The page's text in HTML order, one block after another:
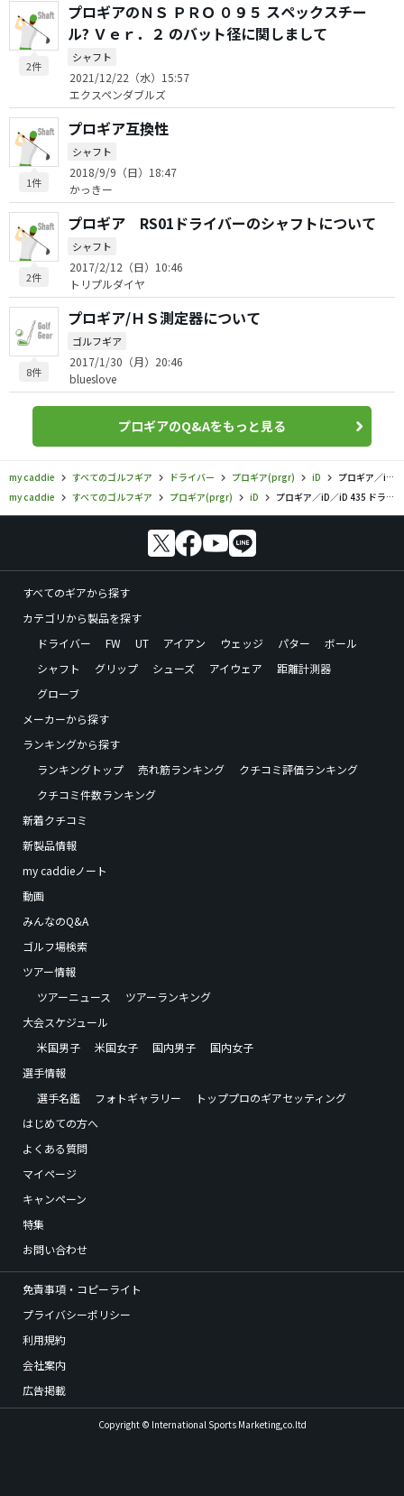
2件
プロギアのＮＳ ＰＲＯ ０９５ スペックスチー
ル? Ｖｅｒ．２ のバット径に関しまして
シャフト
2021/12/22（水）15:57
エクスペンダブルズ
1件
プロギア互換性
シャフト
2018/9/9（日）18:47
かっきー
2件
プロギア RS01ドライバーのシャフトについて
シャフト
2017/2/12（日）10:46
トリプルダイヤ
8件
プロギア/ＨＳ測定器について
ゴルフギア
2017/1/30（月）20:46
blueslove
プロギアのQ&Aをもっと見る
my caddie すべてのゴルフギア ドライバー プロギア(prgr) iD
プロギア／iD／iD 435 ドライバーの口コミ評価
my caddie
すべてのゴルフギア プロギア(prgr) iD プロギア／iD／iD 435 ドライバーの口コミ評価
すべてのギアから探す
カテゴリから製品を探す
ドライバー
FW UT アイアン ウェッジ パター
ボール
シャフト
グリップ シューズ アイウェア
距離計測器
グローブ
メーカーから探す
ランキングから探す
ランキングトップ
売れ筋ランキング
クチコミ評価ランキング
クチコミ件数ランキング
新着クチコミ
新製品情報
my caddieノート
動画
みんなのQ&A
ゴルフ場検索
ツアー情報
ツアーニュース
ツアーランキング
大会スケジュール
米国男子
米国女子 国内男子
国内女子
選手情報
選手名鑑
フォトギャラリー
トッププロのギアセッティング
はじめての方へ
よくある質問
マイページ
キャンペーン
特集
お問い合わせ
免責事項・コピーライト
プライバシーポリシー
利用規約
会社案内
広告掲載
Copyright © International Sports Marketing,co.ltd